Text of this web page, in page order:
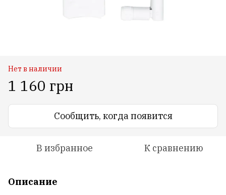
Нет в наличии
1 160 грн
Сообщить, когда появится
В избранное К сравнению
Описание